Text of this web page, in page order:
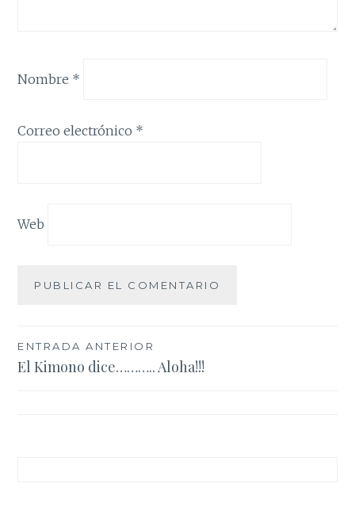
Nombre *
Correo electrónico *
Web
Navegación
de
ENTRADA ANTERIOR
El Kimono dice……….. Aloha!!!